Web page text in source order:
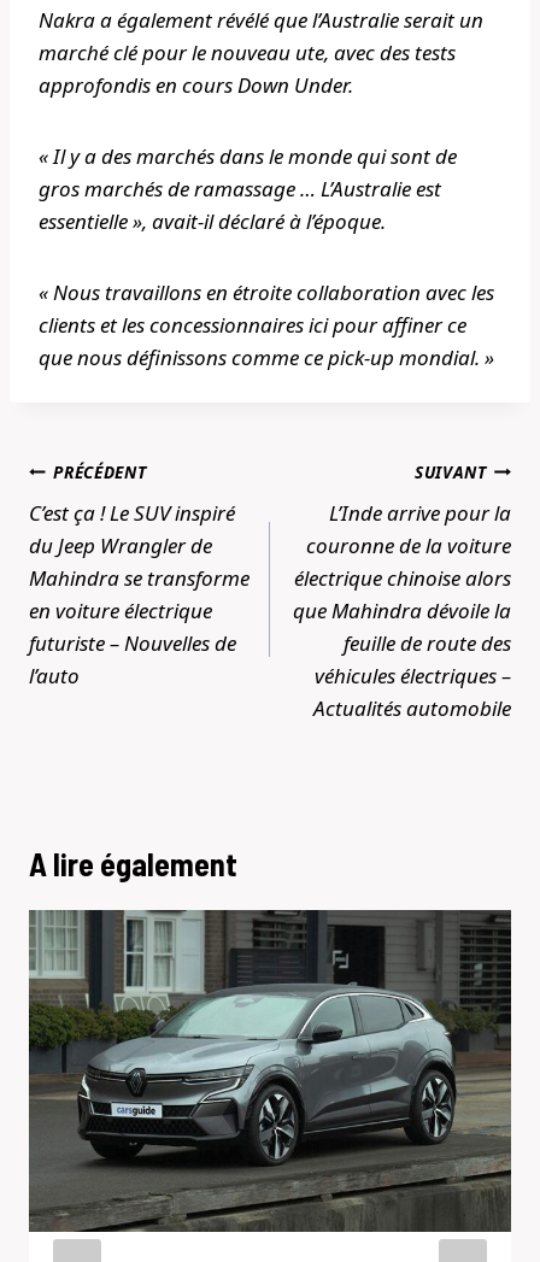
Nakra a également révélé que l’Australie serait un
marché clé pour le nouveau ute, avec des tests
approfondis en cours Down Under.
« Il y a des marchés dans le monde qui sont de
gros marchés de ramassage … L’Australie est
essentielle », avait-il déclaré à l’époque.
« Nous travaillons en étroite collaboration avec les
clients et les concessionnaires ici pour affiner ce
que nous définissons comme ce pick-up mondial. »
Navigation
de
l’article
PRÉCÉDENT
C’est ça ! Le SUV inspiré
du Jeep Wrangler de
Mahindra se transforme
en voiture électrique
futuriste – Nouvelles de
l’auto
SUIVANT
L’Inde arrive pour la
couronne de la voiture
électrique chinoise alors
que Mahindra dévoile la
feuille de route des
véhicules électriques –
Actualités automobile
A lire également